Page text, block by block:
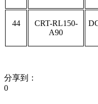
44
CRT-RL150-
A90
分享到：
0